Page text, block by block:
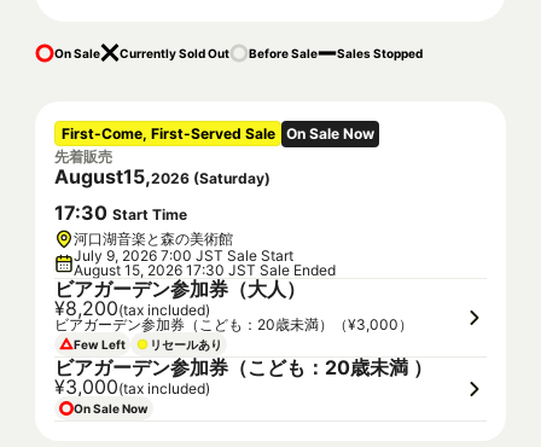
On Sale Currently Sold Out Before Sale Sales Stopped
First-Come, First-Served Sale On Sale Now
先着販売
August15,2026 (Saturday)
17:30 Start Time
河口湖音楽と森の美術館
July 9, 2026 7:00 JST Sale Start
August 15, 2026 17:30 JST Sale Ended
ビアガーデン参加券（大人）
¥8,200(tax included)
ビアガーデン参加券（こども：20歳未満）（¥3,000）
Few Left リセールあり
ビアガーデン参加券（こども：20歳未満 ）
¥3,000(tax included)
On Sale Now